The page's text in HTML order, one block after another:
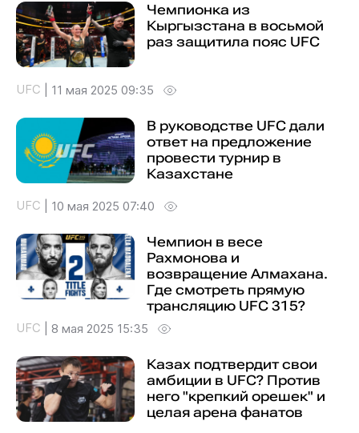
Чемпионка из
Кыргызстана в восьмой
раз защитила пояс UFC
UFC 11 мая 2025 09:35
В руководстве UFC дали
ответ на предложение
провести турнир в
Казахстане
UFC 10 мая 2025 07:40
Чемпион в весе
Рахмонова и
возвращение Алмахана.
Где смотреть прямую
трансляцию UFC 315?
UFC 8 мая 2025 15:35
Казах подтвердит свои
амбиции в UFC? Против
него "крепкий орешек" и
целая арена фанатов